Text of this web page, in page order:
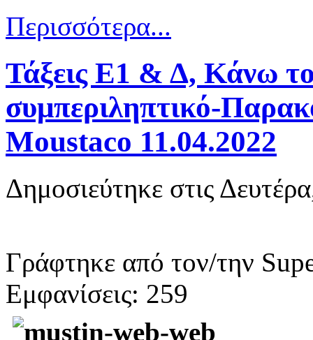
Περισσότερα...
Τάξεις Ε1 & Δ, Κάνω
συμπεριληπτικό-
Mοustaco 11.04.2022
Δημοσιεύτηκε στις
Γράφτηκε από τον/την
Εμφανίσεις: 259